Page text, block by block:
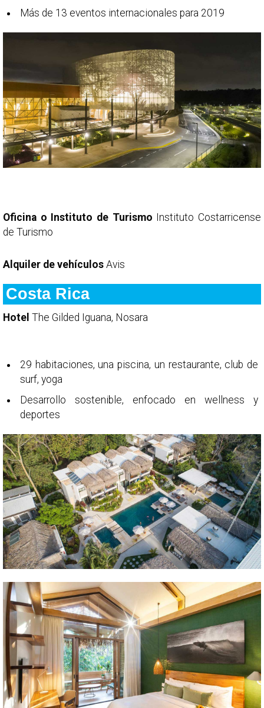
Más de 13 eventos internacionales para 2019
Oficina o Instituto de Turismo Instituto Costarricense
de Turismo
Alquiler de vehículos Avis
Costa Rica
Hotel The Gilded Iguana, Nosara
29 habitaciones, una piscina, un restaurante, club de
surf, yoga
Desarrollo sostenible, enfocado en wellness y
deportes